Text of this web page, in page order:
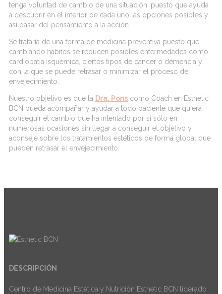
tenga voluntad de cambio de una situación, puesto que ayuda
a descubrir en el interior de cada uno las opciones posibles y
así pasar del pensamiento a la acción.
Se trataría de una forma de medicina preventiva puesto que
cambiando hábitos se reducen posibles enfermedades como
cardiopatía isquémica, ciertos tipos de cáncer o demencia y
con la que se puede retrasar o minimizar el proceso de
envejecimiento.
Nuestro objetivo es que la Dra. Pons como Coach en Esthetic
BCN pueda acompañar y ayudar a todo paciente que quiera
conseguir el cambio que ha intentado por sí sólo en
numerosas ocasiones sin llegar a conseguir el objetivo y
aconseje sobre los tratamientos estéticos de forma global que
pueden retrasar el envejecimiento.
DESCRIPCIÓN
Centro de Medicina Estética y Nutrición Esthetic BCN liderado